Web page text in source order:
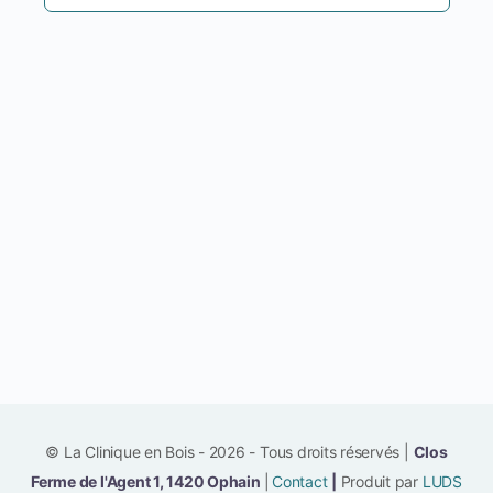
© La Clinique en Bois - 2026 - Tous droits réservés | Clos
Ferme de l'Agent 1, 1420 Ophain
Contact Produit par LUDS